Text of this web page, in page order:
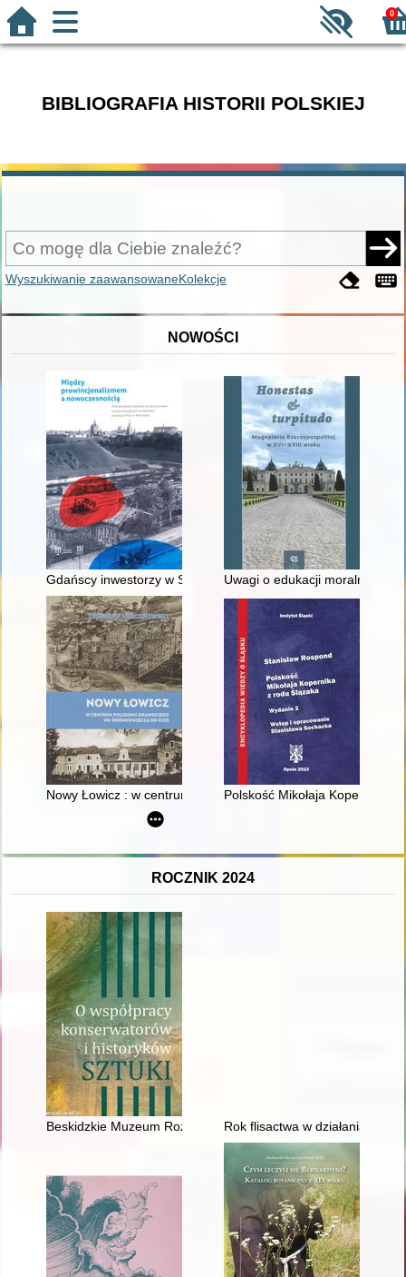
0
BIBLIOGRAFIA HISTORII POLSKIEJ
Wyszukiwanie zaawansowaneKolekcje
NOWOŚCI
Gdańscy inwestorzy w Sopocie : prestiż finansowy i
Uwagi o edukacji moralnej
Nowy Łowicz : w centrum poligonu drawskiego od
Polskość Mikołaja Kopernika z
ROCZNIK 2024
Beskidzkie Muzeum Rozproszone Diecezji Bielsko-
Rok flisactwa w działaniach